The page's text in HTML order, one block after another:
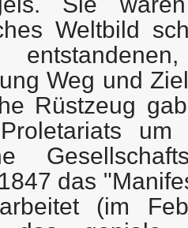
Weltbild
Weg und
Rüstzeug
das
(im